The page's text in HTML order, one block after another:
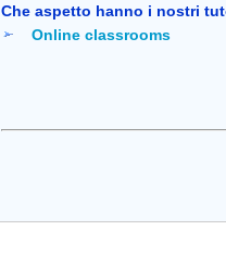
Che aspetto hanno i nostri
Online classrooms